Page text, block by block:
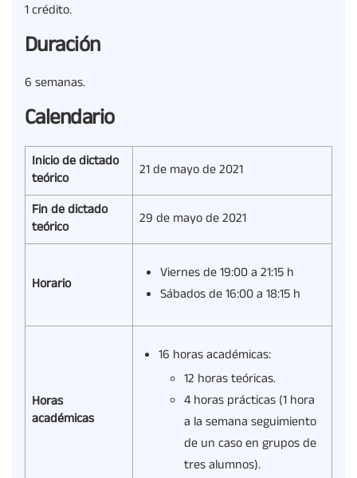
1 crédito.
Duración
6 semanas.
Calendario
Inicio de dictado
teórico
21 de mayo de 2021
Fin de dictado
teórico
29 de mayo de 2021
Horario
Viernes de 19:00 a 21:15 h
Sábados de 16:00 a 18:15 h
Horas
académicas
16 horas académicas:
12 horas teóricas.
4 horas prácticas (1 hora
a la semana seguimiento
de un caso en grupos de
tres alumnos).